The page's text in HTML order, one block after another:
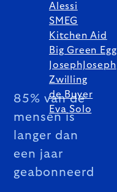
85% van de
mensen is
langer dan
een jaar
geabonneerd
Alessi
SMEG
Kitchen Aid
Big Green Egg
JosephJoseph
Zwilling
de Buyer
Eva Solo